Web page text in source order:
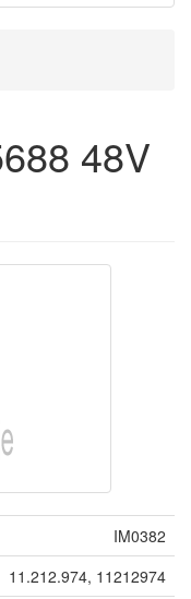
48V
IM0382
11.212.974, 11212974